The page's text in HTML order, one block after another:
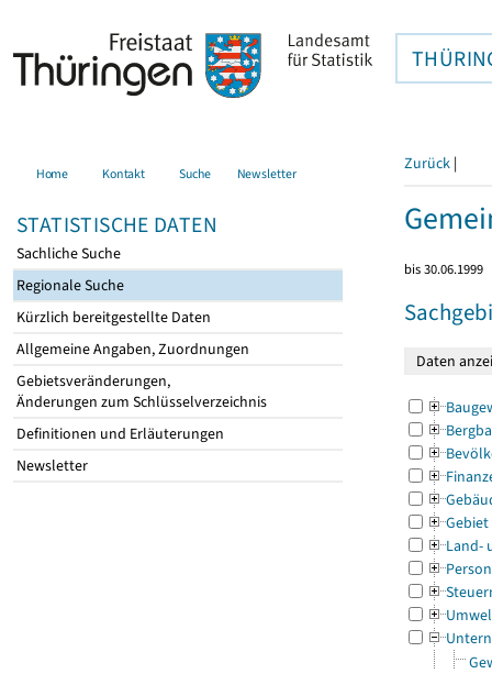
Home Kontakt Suche Newsletter
STATISTISCHE DATEN
Sachliche Suche
Regionale Suche
Kürzlich bereitgestellte Daten
Allgemeine Angaben, Zuordnungen
Gebietsveränderungen,
Änderungen zum Schlüsselverzeichnis
Definitionen und Erläuterungen
Newsletter
Zurück |
bis 30.06.1999
Gebiet
Land-